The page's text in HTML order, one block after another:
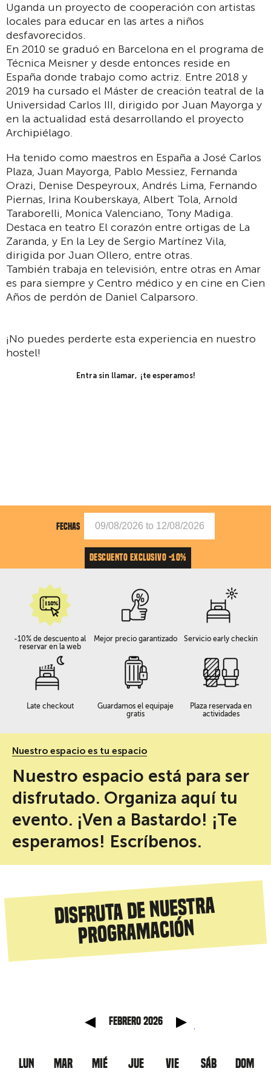
Uganda un proyecto de cooperación con artistas
locales para educar en las artes a niños
desfavorecidos.
En 2010 se graduó en Barcelona en el programa de
Técnica Meisner y desde entonces reside en
España donde trabajo como actriz. Entre 2018 y
2019 ha cursado el Máster de creación teatral de la
Universidad Carlos III, dirigido por Juan Mayorga y
en la actualidad está desarrollando el proyecto
Archipiélago.
Ha tenido como maestros en España a José Carlos
Plaza, Juan Mayorga, Pablo Messiez, Fernanda
Orazi, Denise Despeyroux, Andrés Lima, Fernando
Piernas, Irina Kouberskaya, Albert Tola, Arnold
Taraborelli, Monica Valenciano, Tony Madiga.
Destaca en teatro El corazón entre ortigas de La
Zaranda, y En la Ley de Sergio Martínez Vila,
dirigida por Juan Ollero, entre otras.
También trabaja en televisión, entre otras en Amar
es para siempre y Centro médico y en cine en Cien
Años de perdón de Daniel Calparsoro.
¡No puedes perderte esta experiencia en nuestro
hostel!
Entra sin llamar, ¡te esperamos!
FECHAS
DESCUENTO EXCLUSIVO -10%
-10% de descuento al
reservar en la web
Mejor precio garantizado Servicio early checkin
Late checkout
Guardamos el equipaje
gratis
Plaza reservada en
actividades
Nuestro espacio es tu espacio
Nuestro espacio está para ser
disfrutado. Organiza aquí tu
evento. ¡Ven a Bastardo! ¡Te
esperamos! Escríbenos.
Disfruta de nuestra
programación
febrero 2026
LUN MAR MIÉ JUE VIE SÁB DOM